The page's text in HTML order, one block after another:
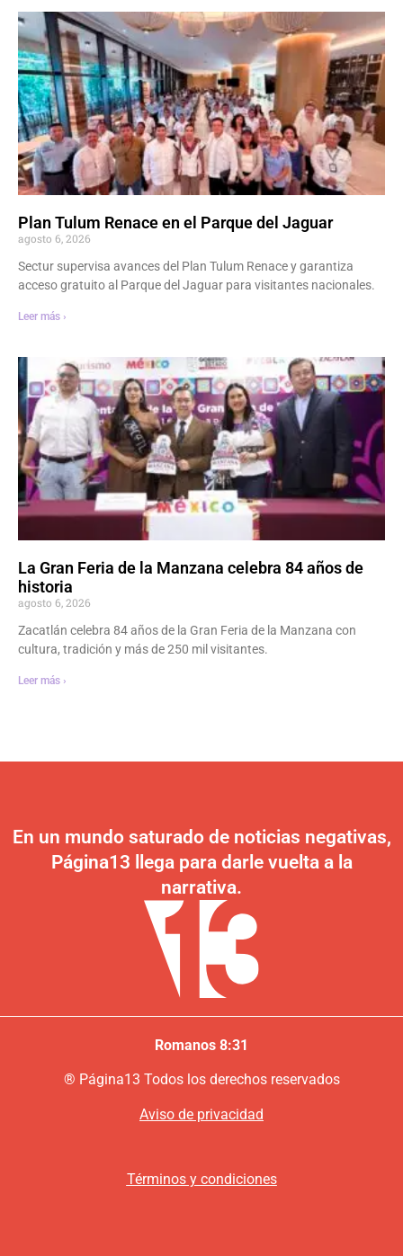
Plan Tulum Renace en el Parque del Jaguar
agosto 6, 2026
Sectur supervisa avances del Plan Tulum Renace y garantiza
acceso gratuito al Parque del Jaguar para visitantes nacionales.
Leer más ›
La Gran Feria de la Manzana celebra 84 años de
historia
agosto 6, 2026
Zacatlán celebra 84 años de la Gran Feria de la Manzana con
cultura, tradición y más de 250 mil visitantes.
Leer más ›
En un mundo saturado de noticias negativas,
Página13 llega para darle vuelta a la
narrativa.
Romanos 8:31
® Página13 Todos los derechos reservados
Aviso de privacidad
Términos y condiciones